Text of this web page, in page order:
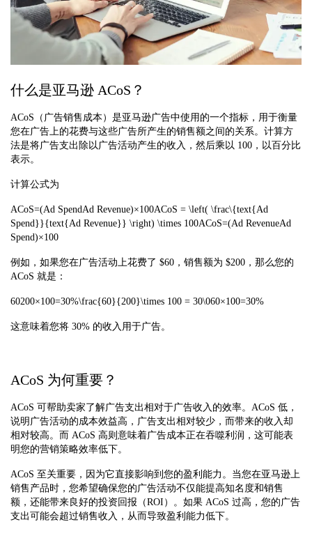
什么是亚马逊 ACoS？
ACoS（广告销售成本）是亚马逊广告中使用的一个指标，用于衡量
您在广告上的花费与这些广告所产生的销售额之间的关系。计算方
法是将广告支出除以广告活动产生的收入，然后乘以 100，以百分比
表示。
计算公式为
ACoS=(Ad SpendAd Revenue)×100ACoS = \left( \frac\{text{Ad
Spend}}{text{Ad Revenue}} \right) \times 100ACoS=(Ad RevenueAd
Spend)×100
例如，如果您在广告活动上花费了 $60，销售额为 $200，那么您的
ACoS 就是：
60200×100=30%\frac{60}{200}\times 100 = 30\060×100=30%
这意味着您将 30% 的收入用于广告。
ACoS 为何重要？
ACoS 可帮助卖家了解广告支出相对于广告收入的效率。ACoS 低，
说明广告活动的成本效益高，广告支出相对较少，而带来的收入却
相对较高。而 ACoS 高则意味着广告成本正在吞噬利润，这可能表
明您的营销策略效率低下。
ACoS 至关重要，因为它直接影响到您的盈利能力。当您在亚马逊上
销售产品时，您希望确保您的广告活动不仅能提高知名度和销售
额，还能带来良好的投资回报（ROI）。如果 ACoS 过高，您的广告
支出可能会超过销售收入，从而导致盈利能力低下。